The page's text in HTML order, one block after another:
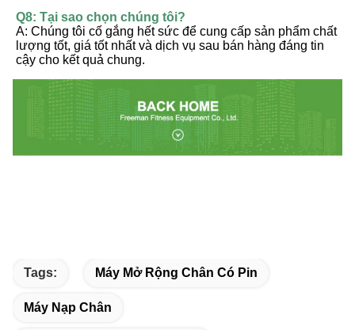
Q8: Tại sao chọn chúng tôi?
A: Chúng tôi cố gắng hết sức để cung cấp sản phẩm chất
lượng tốt, giá tốt nhất và dịch vụ sau bán hàng đáng tin
cậy cho kết quả chung.
Tags: Máy Mở Rộng Chân Có Pin
Máy Nạp Chân